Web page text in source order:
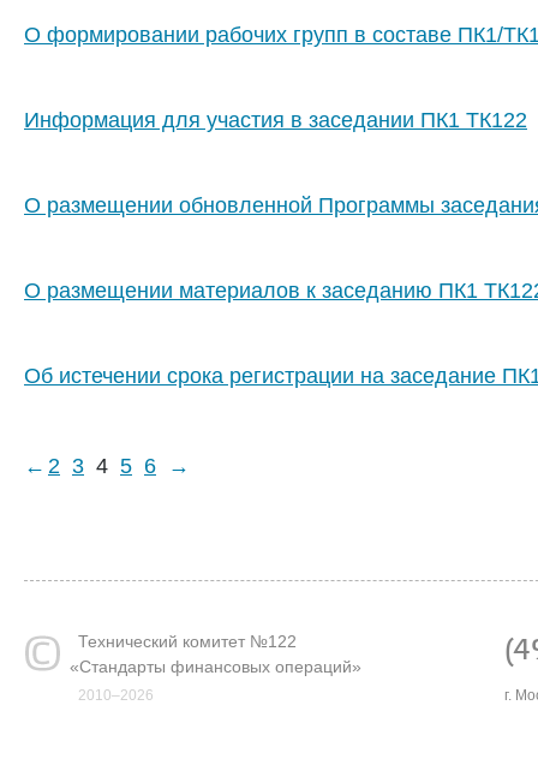
О формировании рабочих групп в составе ПК1/
Информация для участия в заседании ПК1 ТК122
О размещении обновленной Программы
О размещении материалов к заседанию ПК1
Об истечении срока регистрации на заседание
← 2 3 4 5 6 →
Технический комитет №122
«Стандарты финансовых операций»
2010–2026 г.